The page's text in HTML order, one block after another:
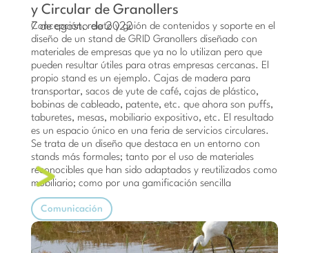
y Circular de Granollers
7 de agosto de 2022
Concepción, relato y guión de contenidos y soporte en el
diseño de un stand de GRID Granollers diseñado con
materiales de empresas que ya no lo utilizan pero que
pueden resultar útiles para otras empresas cercanas. El
propio stand es un ejemplo. Cajas de madera para
transportar, sacos de yute de café, cajas de plástico,
bobinas de cableado, patente, etc. que ahora son puffs,
taburetes, mesas, mobiliario expositivo, etc. El resultado
es un espacio único en una feria de servicios circulares.
Se trata de un diseño que destaca en un entorno con
stands más formales; tanto por el uso de materiales
reconocibles que han sido adaptados y reutilizados como
mobiliario; como por una gamificación sencilla
Comunicación